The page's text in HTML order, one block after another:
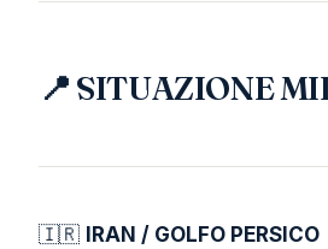
📍 SITUAZIONE
🇮🇷
IRAN / GOLFO PERSICO